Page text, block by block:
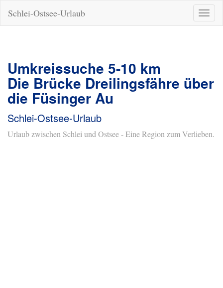
ein-/
Schlei-Ostsee-Urlaub
Umkreissuche 5-10 km
Die Brücke Dreilingsfähre über
die Füsinger Au
Schlei-Ostsee-Urlaub
Urlaub zwischen Schlei und Ostsee - Eine Region zum Verlieben.